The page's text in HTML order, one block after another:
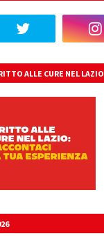
ALLE CURE NEL LAZIO